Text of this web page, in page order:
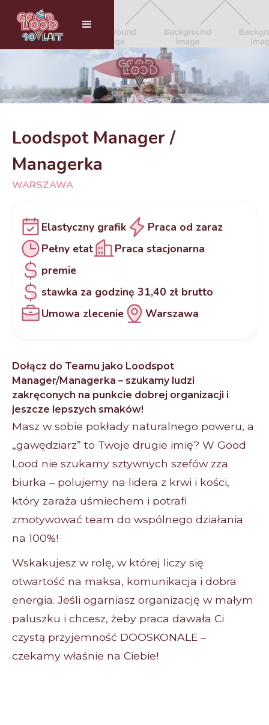
Loodspot Manager /
Managerka
WARSZAWA
Elastyczny grafik
Praca od zaraz
Pełny etat
Praca stacjonarna
premie
stawka za godzinę 31,40 zł brutto
Umowa zlecenie
Warszawa
Dołącz do Teamu jako Loodspot
Manager/Managerka – szukamy ludzi
zakręconych na punkcie dobrej organizacji i
jeszcze lepszych smaków!
Masz w sobie pokłady naturalnego poweru, a
„gawędziarz” to Twoje drugie imię? W Good
Lood nie szukamy sztywnych szefów zza
biurka – polujemy na lidera z krwi i kości,
który zaraża uśmiechem i potrafi
zmotywować team do wspólnego działania
na 100%!
Wskakujesz w rolę, w której liczy się
otwartość na maksa, komunikacja i dobra
energia. Jeśli ogarniasz organizację w małym
paluszku i chcesz, żeby praca dawała Ci
czystą przyjemność DOOSKONALE –
czekamy właśnie na Ciebie!